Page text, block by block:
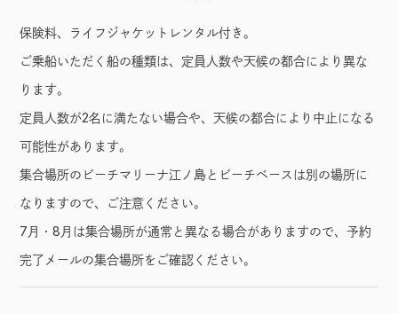
保険料、ライフジャケットレンタル付き。
ご乗船いただく船の種類は、定員人数や天候の都合により異な
ります。
定員人数が2名に満たない場合や、天候の都合により中止になる
可能性があります。
集合場所のビーチマリーナ江ノ島とビーチベースは別の場所に
なりますので、ご注意ください。
7月・8月は集合場所が通常と異なる場合がありますので、予約
完了メールの集合場所をご確認ください。